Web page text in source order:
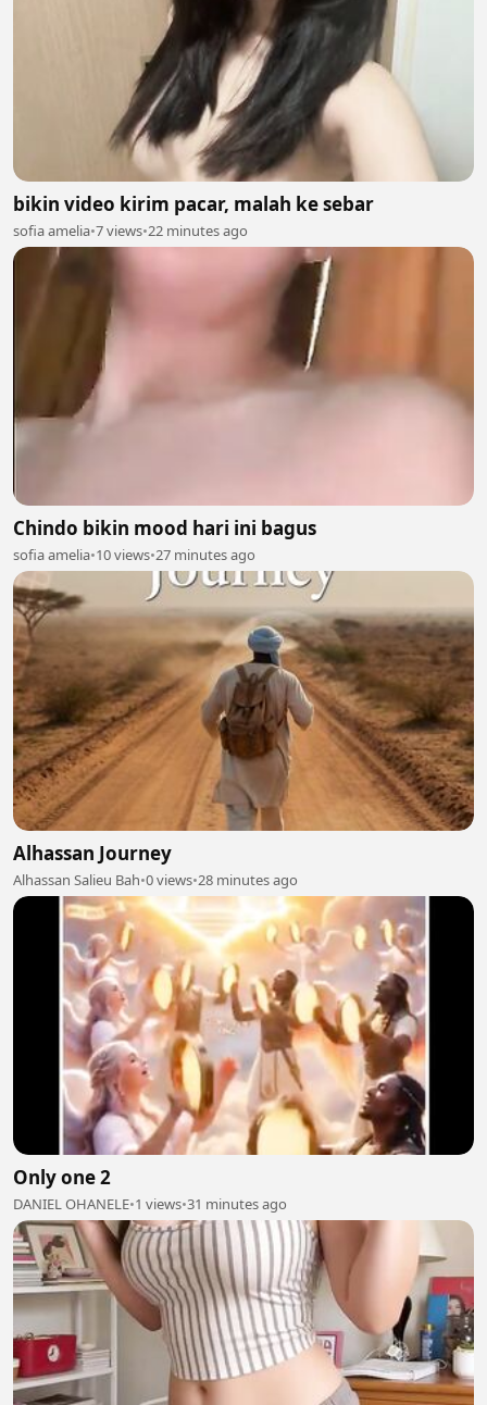
bikin video kirim pacar, malah ke sebar
sofia amelia•7 views•22 minutes ago
Chindo bikin mood hari ini bagus
sofia amelia•10 views•27 minutes ago
Alhassan Journey
Alhassan Salieu Bah•0 views•28 minutes ago
Only one 2
DANIEL OHANELE•1 views•31 minutes ago